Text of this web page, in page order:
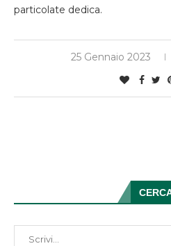
particolate dedica.
25 Gennaio 2023